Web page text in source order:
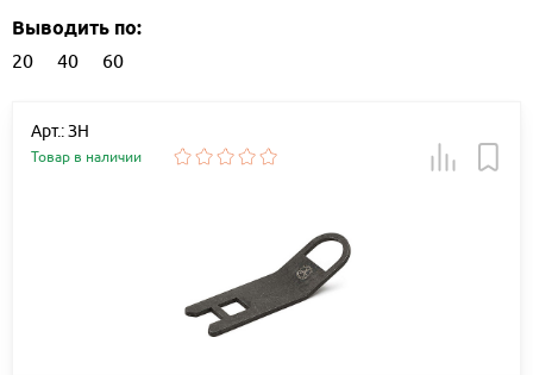
Выводить по:
20 40 60
Арт.: ЗН
Товар в наличии